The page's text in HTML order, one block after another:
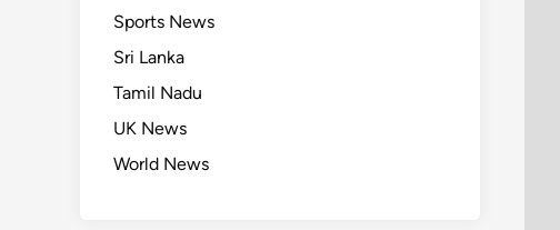
Sports News
Sri Lanka
Tamil Nadu
UK News
World News